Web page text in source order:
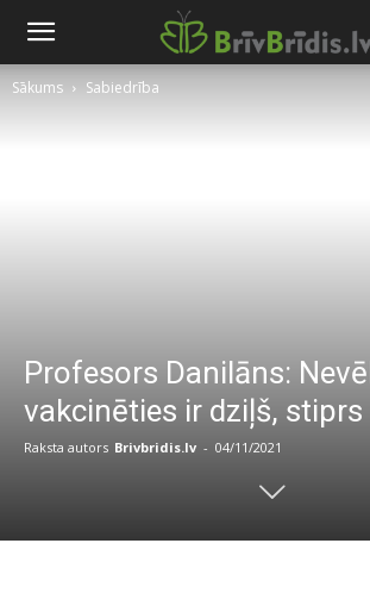
Sākums Sabiedrība
Profesors Danilāns:
vakcinēties ir dziļš,
Raksta autors Brivbridis.lv - 04/11/2021